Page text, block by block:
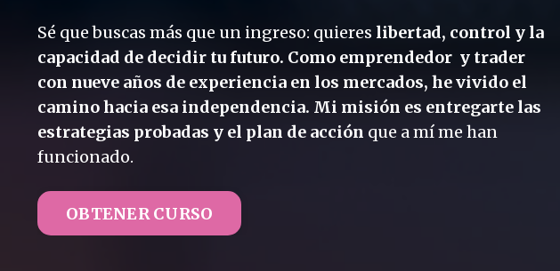
Sé que buscas más que un ingreso: quieres libertad, control y la
capacidad de decidir tu futuro. Como emprendedor y trader
con nueve años de experiencia en los mercados, he vivido el
camino hacia esa independencia. Mi misión es entregarte las
estrategias probadas y el plan de acción que a mí me han
funcionado.
OBTENER CURSO